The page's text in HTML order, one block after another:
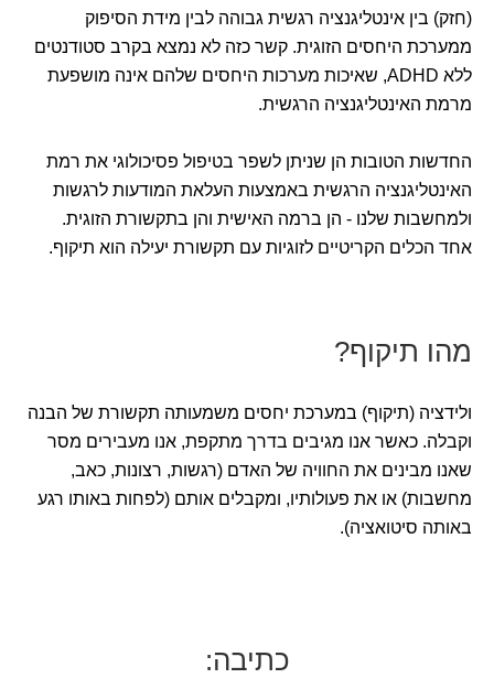
(חזק) בין אינטליגנציה רגשית גבוהה לבין מידת הסיפוק
ממערכת היחסים הזוגית. קשר כזה לא נמצא בקרב סטודנטים
ללא ADHD, שאיכות מערכות היחסים שלהם אינה מושפעת
מרמת האינטליגנציה הרגשית.
החדשות הטובות הן שניתן לשפר בטיפול פסיכולוגי את רמת
האינטליגנציה הרגשית באמצעות העלאת המודעות לרגשות
ולמחשבות שלנו - הן ברמה האישית והן בתקשורת הזוגית.
אחד הכלים הקריטיים לזוגיות עם תקשורת יעילה הוא תיקוף.
מהו תיקוף?
ולידציה (תיקוף) במערכת יחסים משמעותה תקשורת של הבנה
וקבלה. כאשר אנו מגיבים בדרך מתקפת, אנו מעבירים מסר
שאנו מבינים את החוויה של האדם (רגשות, רצונות, כאב,
מחשבות) או את פעולותיו, ומקבלים אותם (לפחות באותו רגע
באותה סיטואציה).
כתיבה: